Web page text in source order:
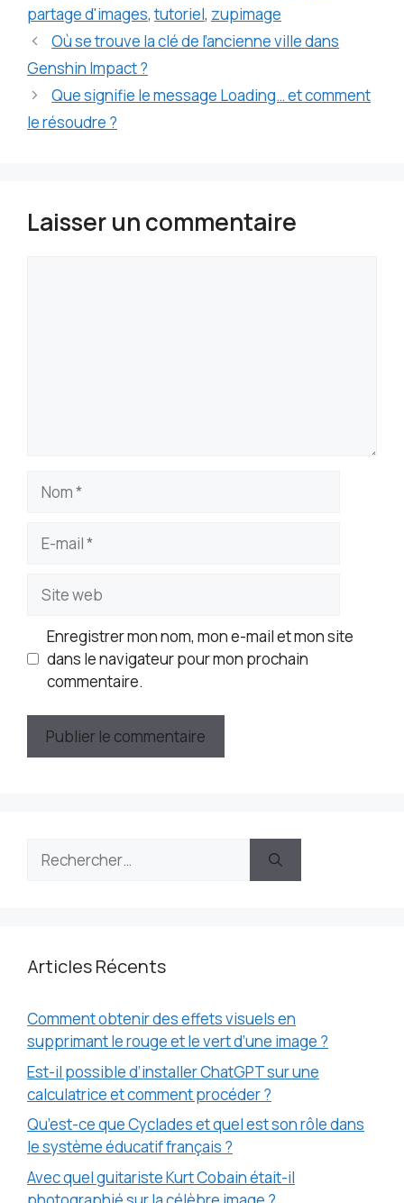
partage d'images,tutoriel, zupimage
Où se trouve la clé de l’ancienne ville dans
Genshin Impact ?
Que signifie le message Loading… et comment
le résoudre ?
Laisser un commentaire
Nom
mail
Site
web
Enregistrer mon nom, mon e-mail et mon site
dans le navigateur pour mon prochain
commentaire.
Rechercher :
Articles Récents
Comment obtenir des effets visuels en
supprimant le rouge et le vert d’une image ?
Est-il possible d’installer ChatGPT sur une
calculatrice et comment procéder ?
Qu’est-ce que Cyclades et quel est son rôle dans
le système éducatif français ?
Avec quel guitariste Kurt Cobain était-il